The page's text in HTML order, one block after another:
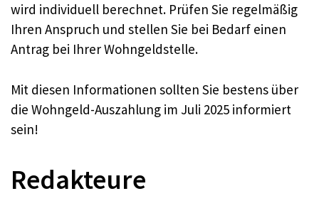
wird individuell berechnet. Prüfen Sie regelmäßig
Ihren Anspruch und stellen Sie bei Bedarf einen
Antrag bei Ihrer Wohngeldstelle.
Mit diesen Informationen sollten Sie bestens über
die Wohngeld-Auszahlung im Juli 2025 informiert
sein!
Redakteure